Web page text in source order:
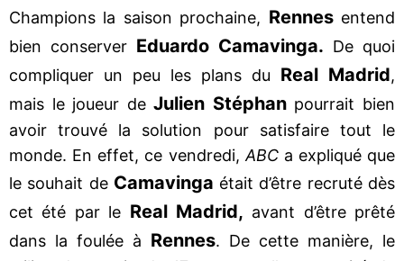
Champions la saison prochaine, Rennesentend
bien conserver Eduardo Camavinga. De quoi
compliquer un peu les plans du Real Madrid,
mais le joueur deJulien Stéphanpourrait bien
avoir trouvé la solution pour satisfaire tout le
monde. En effet, ce vendredi, ABCa expliqué que
le souhait de Camavinga était d’être recruté dès
cet été par le Real Madrid, avant d’être prêté
dans la foulée à Rennes. De cette manière, le